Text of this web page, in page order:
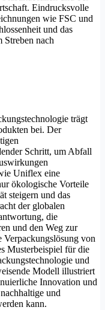
Eindrucksvolle
wie FSC und
und das
Streben nach
trägt
bei. Der
Schritt, um Abfall
Uniflex eine
ökologische Vorteile
steigern und das
der globalen
die
und den Weg zur
von
Musterbeispiel für die
und
Modell illustriert
Innovation und
und
kann.